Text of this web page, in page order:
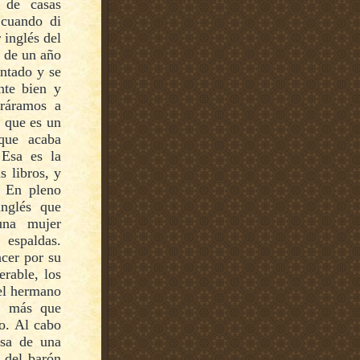
casas
di
inglés del
un año
y se
bien y
a
es un
acaba
es la
libros, y
En pleno
que
mujer
por su
los
hermano
más que
Al cabo
de una